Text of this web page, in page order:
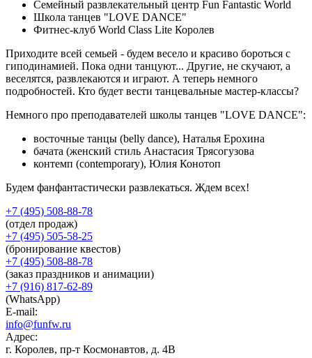
Семейный развлекательный центр Fun Fantastic World
Школа танцев "LOVE DANCE"
Фитнес-клуб World Class Lite Королев
Приходите всей семьей - будем весело и красиво бороться с
гиподинамией. Пока одни танцуют... Другие, не скучают, а
веселятся, развлекаются и играют. А теперь немного
подробностей. Кто будет вести танцевальные мастер-классы?
Немного про преподавателей школы танцев "LOVE DANCE":
восточные танцы (belly dance), Наталья Ерохина
бачата (женский стиль Анастасия Трясогузова
контемп (contemporary), Юлия Конотоп
Будем фанфантастически развлекаться. Ждем всех!
+7 (495) 508-88-78
(отдел продаж)
+7 (495) 505-58-25
(бронирование квестов)
+7 (495) 508-88-78
(заказ праздников и анимации)
+7 (916) 817-62-89
(WhatsApp)
E-mail:
info@funfw.ru
Адрес:
г. Королев, пр-т Космонавтов, д. 4В